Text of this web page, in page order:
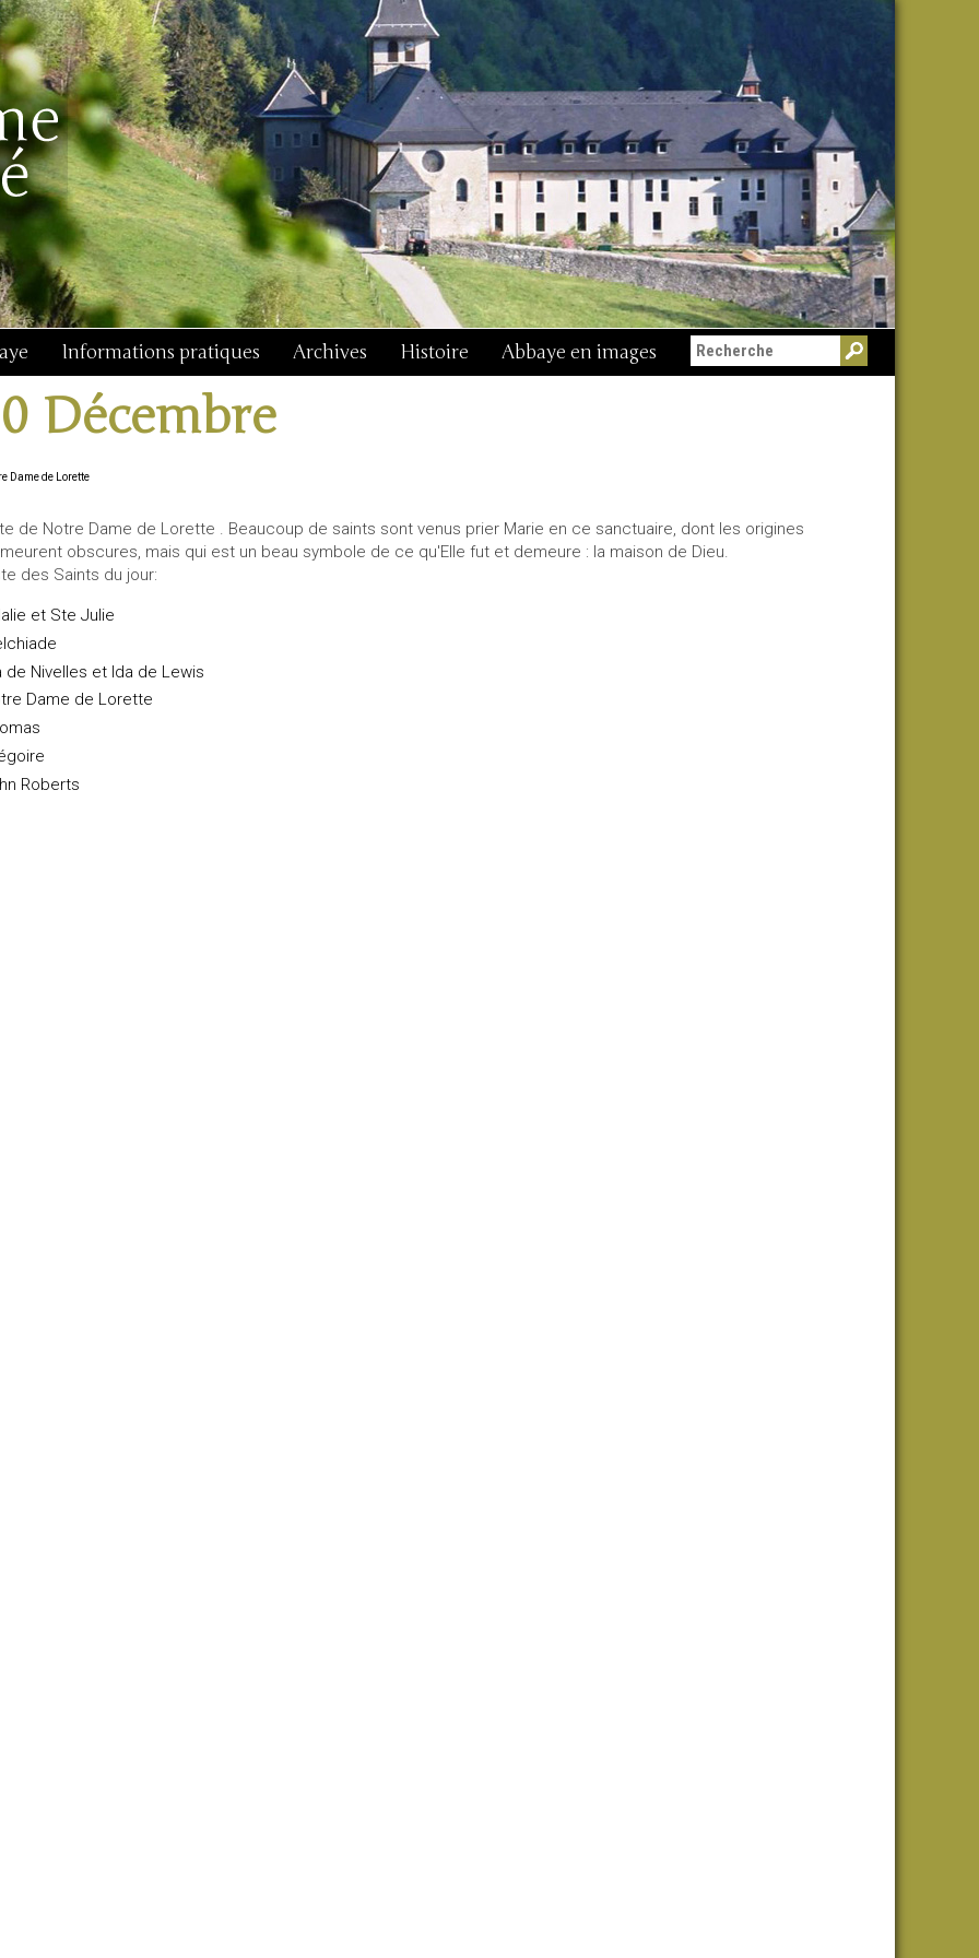
Informations pratiques Archives Histoire Abbaye en images
Décembre
Dame de Lorette
de Notre Dame de Lorette . Beaucoup de saints sont venus prier Marie en ce sanctuaire, dont les origines
obscures, mais qui est un beau symbole de ce qu'Elle fut et demeure : la maison de Dieu.
des Saints du jour:
et Ste Julie
de Nivelles et Ida de Lewis
Dame de Lorette
Roberts